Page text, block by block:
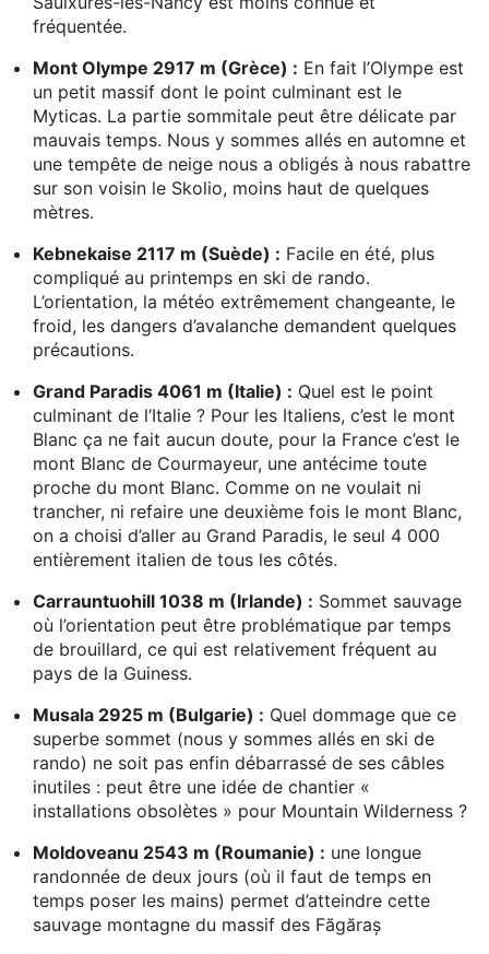
fréquentée.
Mont Olympe 2917 m (Grèce) : En fait l’Olympe est
un petit massif dont le point culminant est le
Myticas. La partie sommitale peut être délicate par
mauvais temps. Nous y sommes allés en automne et
une tempête de neige nous a obligés à nous rabattre
sur son voisin le Skolio, moins haut de quelques
mètres.
Kebnekaise 2117 m (Suède) : Facile en été, plus
compliqué au printemps en ski de rando.
L’orientation, la météo extrêmement changeante, le
froid, les dangers d’avalanche demandent quelques
précautions.
Grand Paradis 4061 m (Italie) : Quel est le point
culminant de l’Italie ? Pour les Italiens, c’est le mont
Blanc ça ne fait aucun doute, pour la France c’est le
mont Blanc de Courmayeur, une antécime toute
proche du mont Blanc. Comme on ne voulait ni
trancher, ni refaire une deuxième fois le mont Blanc,
on a choisi d’aller au Grand Paradis, le seul 4 000
entièrement italien de tous les côtés.
Carrauntuohill 1038 m (Irlande) : Sommet sauvage
où l’orientation peut être problématique par temps
de brouillard, ce qui est relativement fréquent au
pays de la Guiness.
Musala 2925 m (Bulgarie) : Quel dommage que ce
superbe sommet (nous y sommes allés en ski de
rando) ne soit pas enfin débarrassé de ses câbles
inutiles : peut être une idée de chantier «
installations obsolètes » pour Mountain Wilderness ?
Moldoveanu 2543 m (Roumanie) : une longue
randonnée de deux jours (où il faut de temps en
temps poser les mains) permet d’atteindre cette
sauvage montagne du massif des Făgăraș